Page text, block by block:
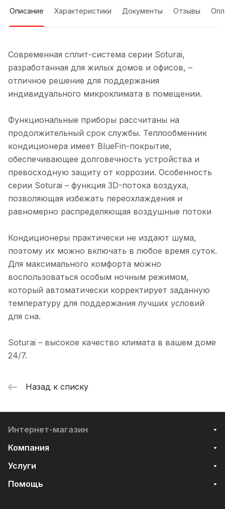
Описание Характеристики Документы Отзывы
Современная сплит-система серии Soturai,
разработанная для жилых домов и офисов, –
отличное решение для поддержания
индивидуального микроклимата в помещении.
Функциональные приборы рассчитаны на
продолжительный срок службы. Теплообменник
кондиционера имеет BlueFin-покрытие,
обеспечивающее долговечность устройства и
превосходную защиту от коррозии. Особенность
серии Soturai – функция 3D-потока воздуха,
позволяющая избежать переохлаждения и
равномерно распределяющая воздушные потоки
Кондиционеры практически не издают шума,
поэтому их можно включать в любое время суток.
Для максимального комфорта можно
воспользоваться особым ночным режимом,
который автоматически корректирует заданную
температуру для поддержания лучших условий
для сна.
Soturai – высокое качество климата в вашем доме
24/7.
Назад к списку
Интернет-магазин
Компания
Услуги
Помощь